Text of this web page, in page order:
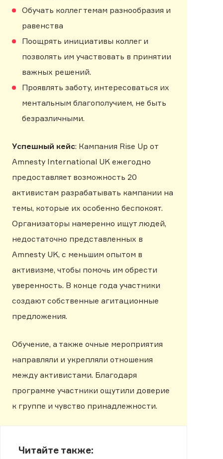
Обучать коллег темам разнообразия и
равенства
Поощрять инициативы коллег и
позволять им участвовать в принятии
важных решений.
Проявлять заботу, интересоваться их
ментальным благополучием, не быть
безразличными.
Успешный кейс: Кампания Rise Up от
Amnesty International UK ежегодно
предоставляет возможность 20
активистам разрабатывать кампании на
темы, которые их особенно беспокоят.
Организаторы намеренно ищут людей,
недостаточно представленных в
Amnesty UK, с меньшим опытом в
активизме, чтобы помочь им обрести
уверенность. В конце года участники
создают собственные агитационные
предложения.
Обучение, а также очные мероприятия
направляли и укрепляли отношения
между активистами. Благодаря
программе участники ощутили доверие
к группе и чувство принадлежности.
Читайте также: